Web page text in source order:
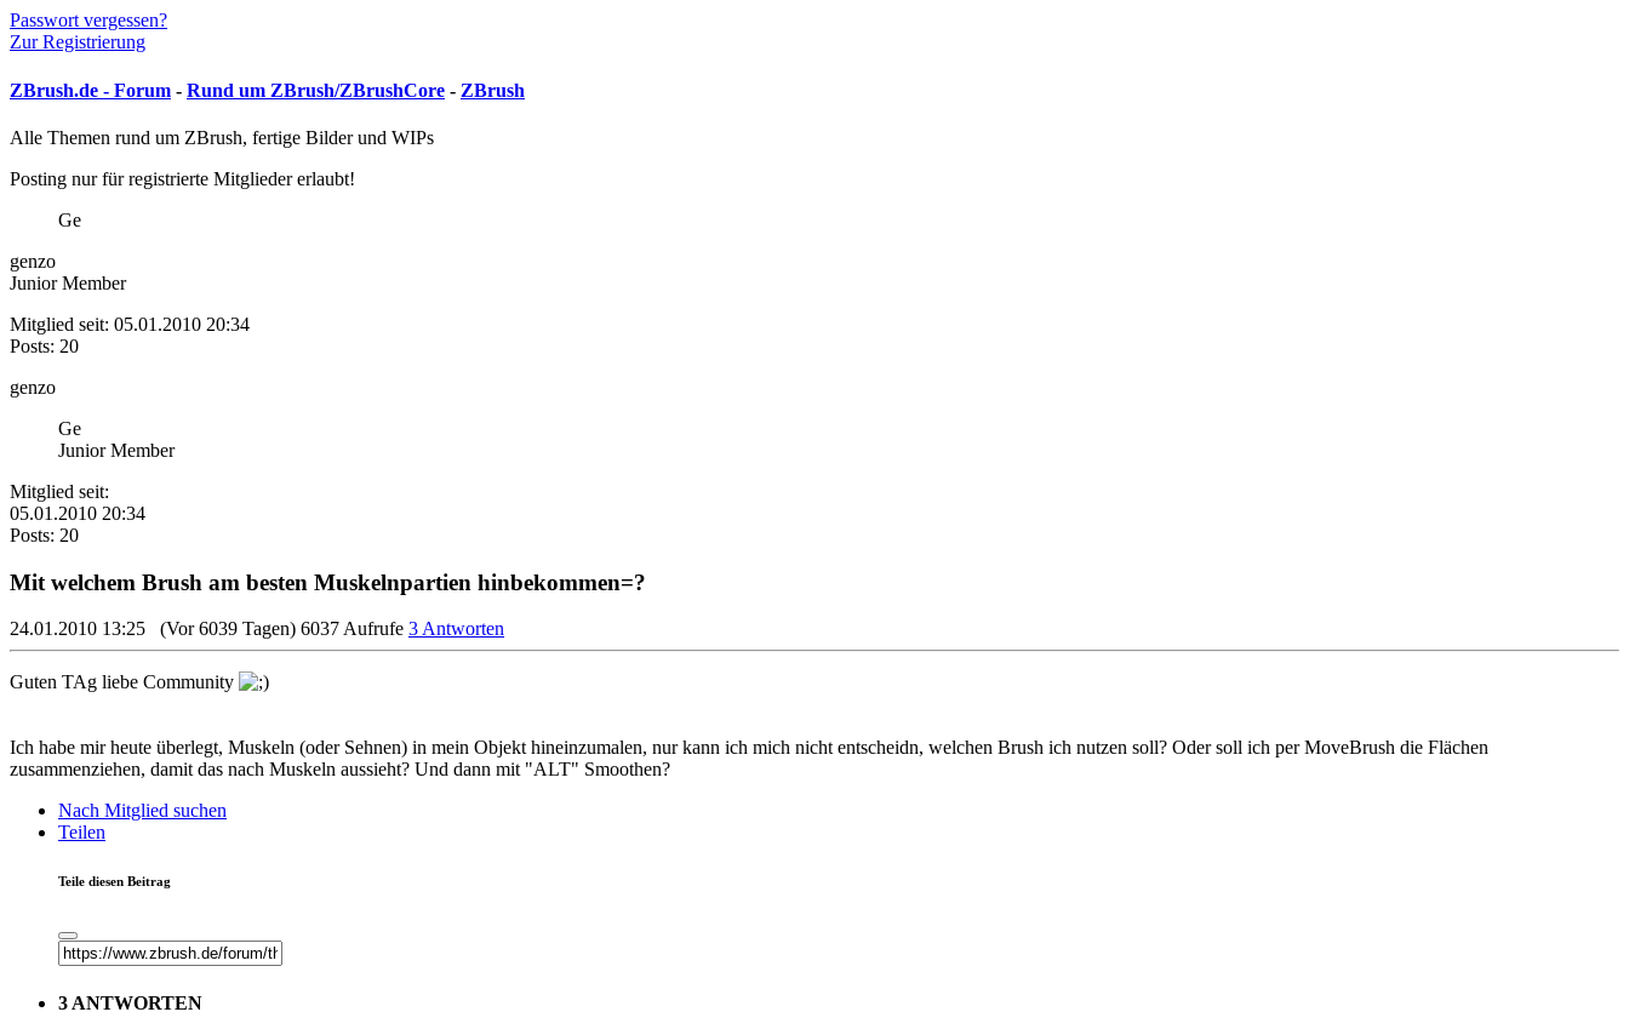
Passwort vergessen?
Zur Registrierung
ZBrush.de - Forum - Rund um ZBrush/ZBrushCore - ZBrush
Alle Themen rund um ZBrush, fertige Bilder und WIPs
Posting nur für registrierte Mitglieder erlaubt!
Ge
genzo
Junior Member
Mitglied seit: 05.01.2010 20:34
Posts: 20
genzo
Ge
Junior Member
Mitglied seit:
05.01.2010 20:34
Posts: 20
Mit welchem Brush am besten Muskelnpartien hinbekommen=?
24.01.2010 13:25 (Vor 6039 Tagen) 6037 Aufrufe 3 Antworten
Guten TAg liebe Community
Ich habe mir heute überlegt, Muskeln (oder Sehnen) in mein Objekt hineinzumalen, nur kann ich mich nicht entscheidn, welchen Brush ich nutzen soll? Oder soll ich per MoveBrush die Flächen
zusammenziehen, damit das nach Muskeln aussieht? Und dann mit "ALT" Smoothen?
Nach Mitglied suchen
Teilen
Teile diesen Beitrag
3 ANTWORTEN